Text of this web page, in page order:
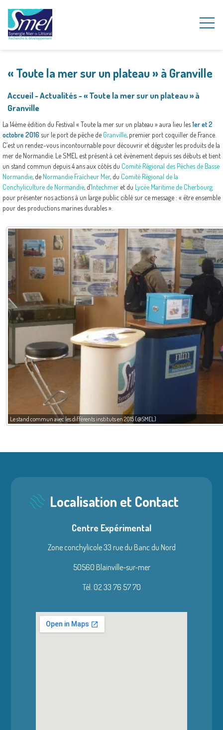
« Toute la mer sur un plateau » à Granville
Accueil~Actualités~« Toute la mer sur un plateau » à
Granville
La 14ème édition du Festival « Toute la mer sur un plateau » aura lieu les1er et 2
octobre 2016 sur le port de pêche de Granville, premier port coquiller de France.
C’est un rendez-vous incontournable pour découvrir et déguster les produits de la
mer de Normandie. Le SMEL est présent à cet évènement depuis ses débuts et tient
un stand commun depuis 4 ans aux côtés du Comité Régional des Pêches de Basse
Normandie, de Normandie Fraîcheur Mer, du Comité Régional de la
Conchyliculture de Normandie, d’Intechmer et du Lycée Maritime de Cherbourg
pour présenter nos actions à un large public ciblé sur ce message : « être ensemble
pour des productions marines durables ».
Le stand commun avec les différents instituts en 2015 (@SMEL)
Localisation et Contact
Centre Expérimental
Zone conchylicole 33 rue du Banc du Nord
50560 Blainville-sur-mer
Tél. 02 33 76 57 70